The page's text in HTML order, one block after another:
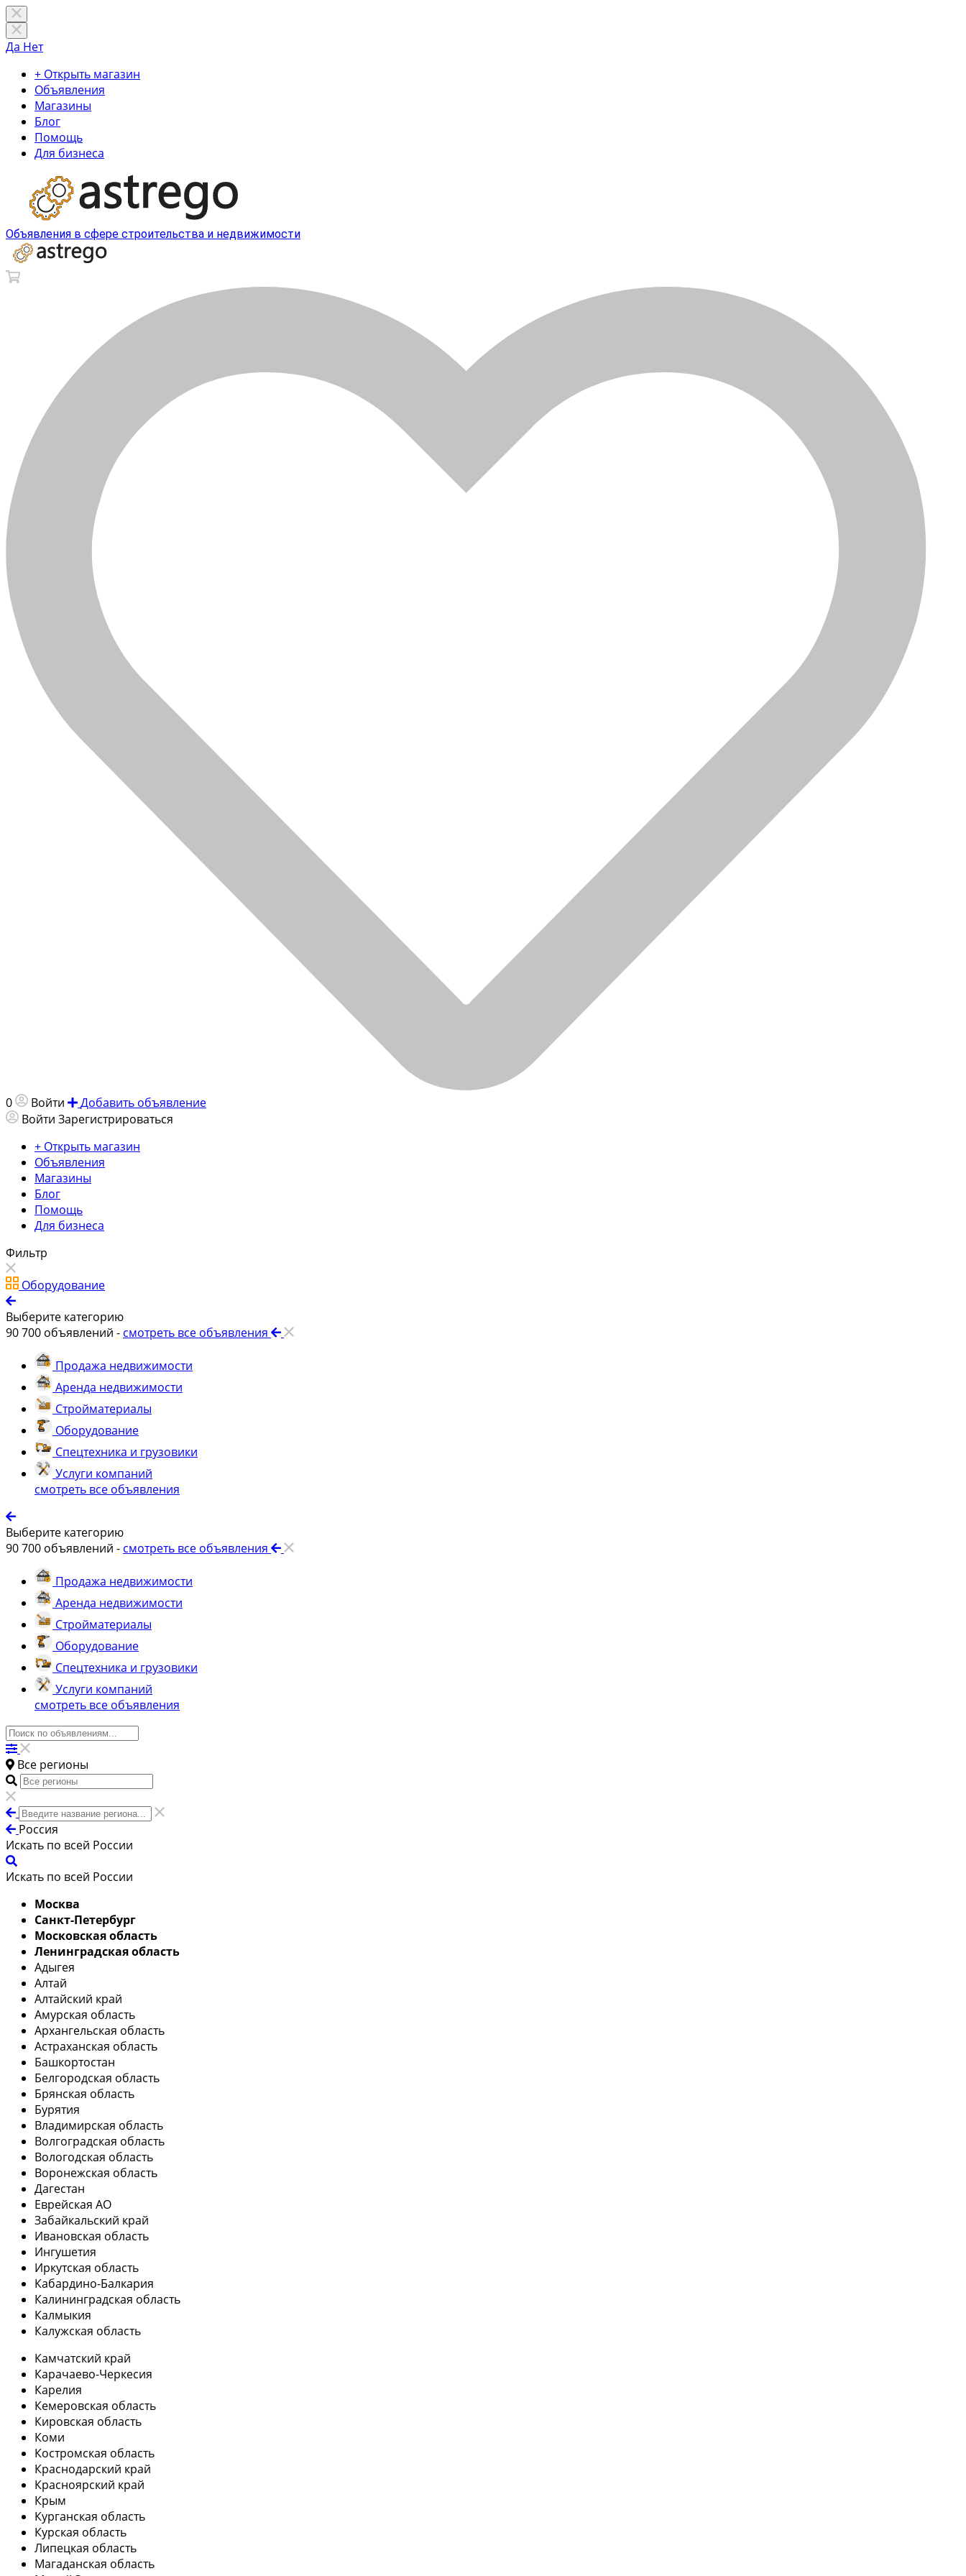
Да Нет
+ Открыть магазин
Объявления
Магазины
Блог
Помощь
Для бизнеса
Объявления в сфере строительства и недвижимости
0 Войти
Добавить объявление
Войти Зарегистрироваться
+ Открыть магазин
Объявления
Магазины
Блог
Помощь
Для бизнеса
Фильтр
Оборудование
Выберите категорию
90 700 объявлений - смотреть все объявления
Продажа недвижимости
Аренда недвижимости
Стройматериалы
Оборудование
Спецтехника и грузовики
Услуги компаний
смотреть все объявления
Выберите категорию
90 700 объявлений - смотреть все объявления
Продажа недвижимости
Аренда недвижимости
Стройматериалы
Оборудование
Спецтехника и грузовики
Услуги компаний
смотреть все объявления
Все регионы
Россия
Искать по всей России
Искать по всей России
Москва
Санкт-Петербург
Московская область
Ленинградская область
Адыгея
Алтай
Алтайский край
Амурская область
Архангельская область
Астраханская область
Башкортостан
Белгородская область
Брянская область
Бурятия
Владимирская область
Волгоградская область
Вологодская область
Воронежская область
Дагестан
Еврейская АО
Забайкальский край
Ивановская область
Ингушетия
Иркутская область
Кабардино-Балкария
Калининградская область
Калмыкия
Калужская область
Камчатский край
Карачаево-Черкесия
Карелия
Кемеровская область
Кировская область
Коми
Костромская область
Краснодарский край
Красноярский край
Крым
Курганская область
Курская область
Липецкая область
Магаданская область